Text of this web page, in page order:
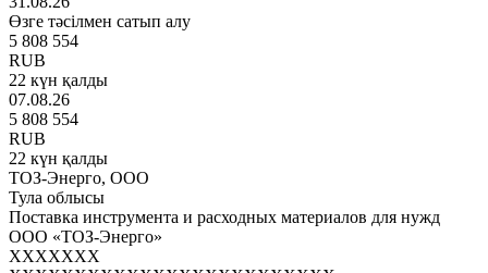
Өзге тәсілмен сатып алу
5 808 554
RUB
22 күн қалды
07.08.26
5 808 554
RUB
22 күн қалды
ТОЗ-Энерго, ООО
Тула облысы
Поставка инструмента и расходных материалов для нужд
ООО «ТОЗ-Энерго»
XXXXXXX